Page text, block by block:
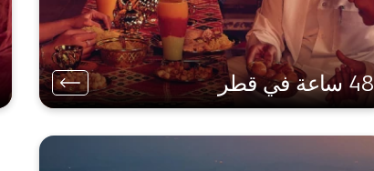
48 ساعة في قطر